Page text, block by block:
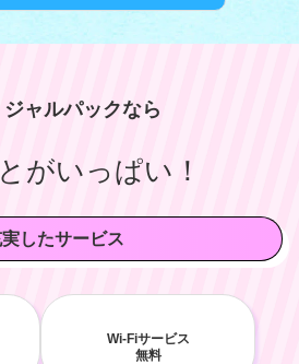
ャルパックなら
がいっぱい！
したサービス
Wi-Fiサービス
無料